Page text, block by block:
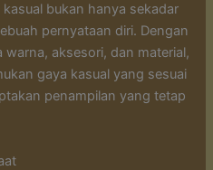
bukan hanya sekadar
pernyataan diri. Dengan
aksesori, dan material,
gaya kasual yang sesuai
penampilan yang tetap